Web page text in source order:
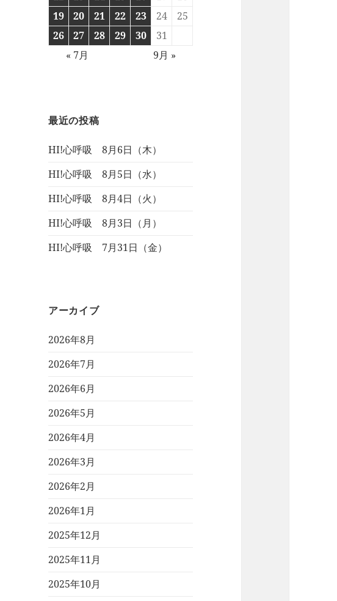
19
20 21 22 23 24
25
26
27 28 29 30
31
« 7月
9月 »
最近の投稿
HI!心呼吸 8月6日（木）
HI!心呼吸 8月5日（水）
HI!心呼吸 8月4日（火）
HI!心呼吸 8月3日（月）
HI!心呼吸 7月31日（金）
アーカイブ
2026年8月
2026年7月
2026年6月
2026年5月
2026年4月
2026年3月
2026年2月
2026年1月
2025年12月
2025年11月
2025年10月